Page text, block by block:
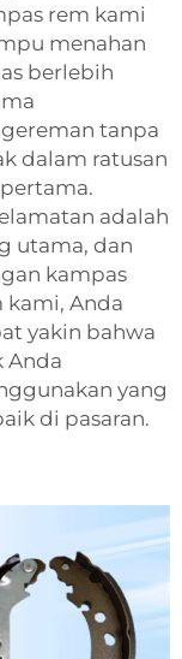
rem kami
menahan
berlebih
tanpa
dalam ratusan
adalah
utama, dan
kampas
kami, Anda
yakin bahwa
Anda
yang
di pasaran.